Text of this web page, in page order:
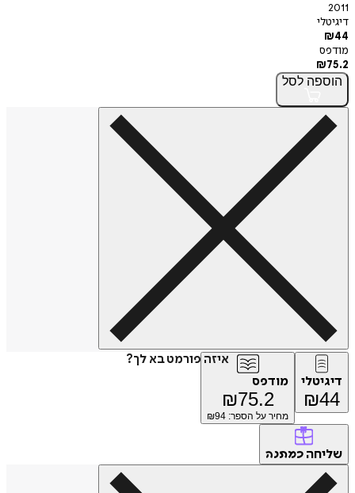
2011
דיגיטלי
₪44
מודפס
₪75.2
הוספה לסל
איזה פורמט בא לך?
דיגיטלי
₪44
מודפס
₪75.2
מחיר על הספר: ₪ 94
שליחה כמתנה